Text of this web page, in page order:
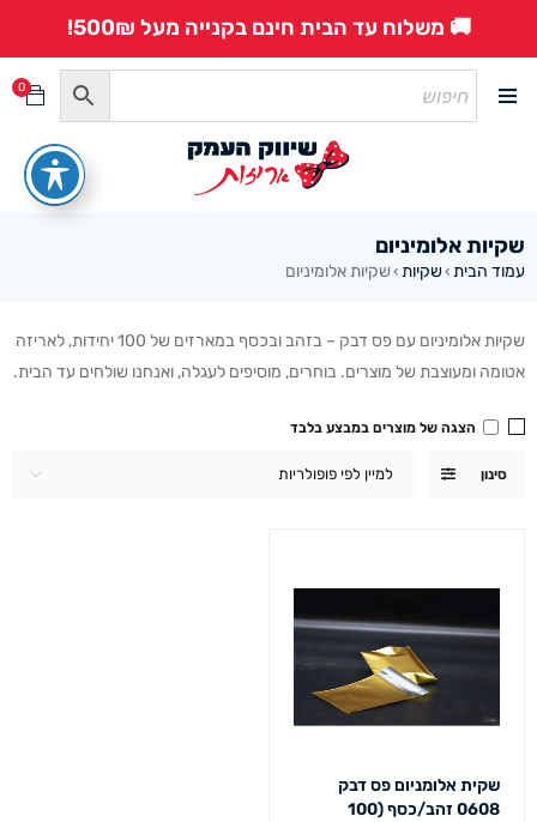
🚚 משלוח עד הבית חינם בקנייה מעל 500₪!
0
שקיות אלומיניום
עמוד הבית ›שקיות › שקיות אלומיניום
שקיות אלומיניום עם פס דבק – בזהב ובכסף במארזים של 100 יחידות, לאריזה
אטומה ומעוצבת של מוצרים. בוחרים, מוסיפים לעגלה, ואנחנו שולחים עד הבית.
סינון למיין לפי פופולריות
הצגה של מוצרים במבצע בלבד
שקית אלומניום פס דבק
0608 זהב/כסף (100